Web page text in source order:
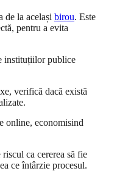
de la același birou. Este
pentru a evita
instituțiilor publice
verifică dacă există
online, economisind
ca cererea să fie
ce întârzie procesul.